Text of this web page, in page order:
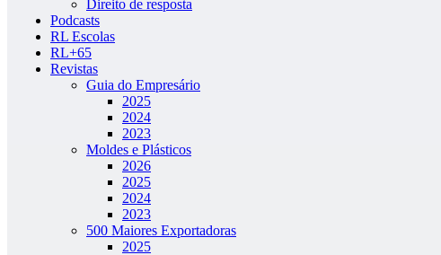
Direito de resposta
Podcasts
RL Escolas
RL+65
Revistas
Guia do Empresário
2025
2024
2023
Moldes e Plásticos
2026
2025
2024
2023
500 Maiores Exportadoras
2025